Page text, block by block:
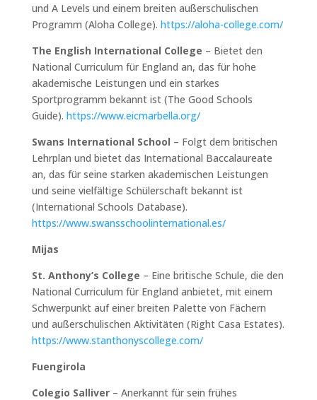
und A Levels und einem breiten außerschulischen
Programm (Aloha College). https://aloha-college.com/
The English International College – Bietet den
National Curriculum für England an, das für hohe
akademische Leistungen und ein starkes
Sportprogramm bekannt ist (The Good Schools
Guide). https://www.eicmarbella.org/
Swans International School – Folgt dem britischen
Lehrplan und bietet das International Baccalaureate
an, das für seine starken akademischen Leistungen
und seine vielfältige Schülerschaft bekannt ist
(International Schools Database).
https://www.swansschoolinternational.es/
Mijas
St. Anthony’s College – Eine britische Schule, die den
National Curriculum für England anbietet, mit einem
Schwerpunkt auf einer breiten Palette von Fächern
und außerschulischen Aktivitäten (Right Casa Estates).
https://www.stanthonyscollege.com/
Fuengirola
Colegio Salliver– Anerkannt für sein frühes